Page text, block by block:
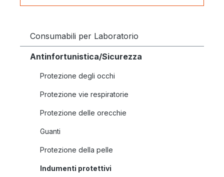
Consumabili per Laboratorio
Antinfortunistica/Sicurezza
Protezione degli occhi
Protezione vie respiratorie
Protezione delle orecchie
Guanti
Protezione della pelle
Indumenti protettivi